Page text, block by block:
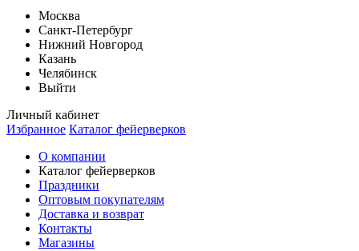
Москва
Санкт-Петербург
Нижний Новгород
Казань
Челябинск
Выйти
Личный кабинет
Избранное Каталог фейерверков
О компании
Каталог фейерверков
Праздники
Оптовым покупателям
Доставка и возврат
Контакты
Магазины